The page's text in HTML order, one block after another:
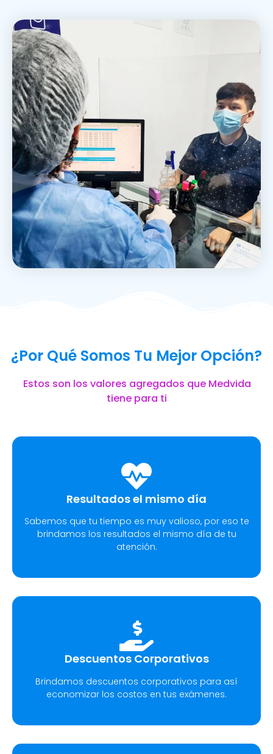
¿Por Qué Somos Tu Mejor Opción?
Estos son los valores agregados que Medvida
tiene para ti
Resultados el mismo día
Sabemos que tu tiempo es muy valioso, por eso te
brindamos los resultados el mismo día de tu
atención.
Descuentos Corporativos
Brindamos descuentos corporativos para así
economizar los costos en tus exámenes.